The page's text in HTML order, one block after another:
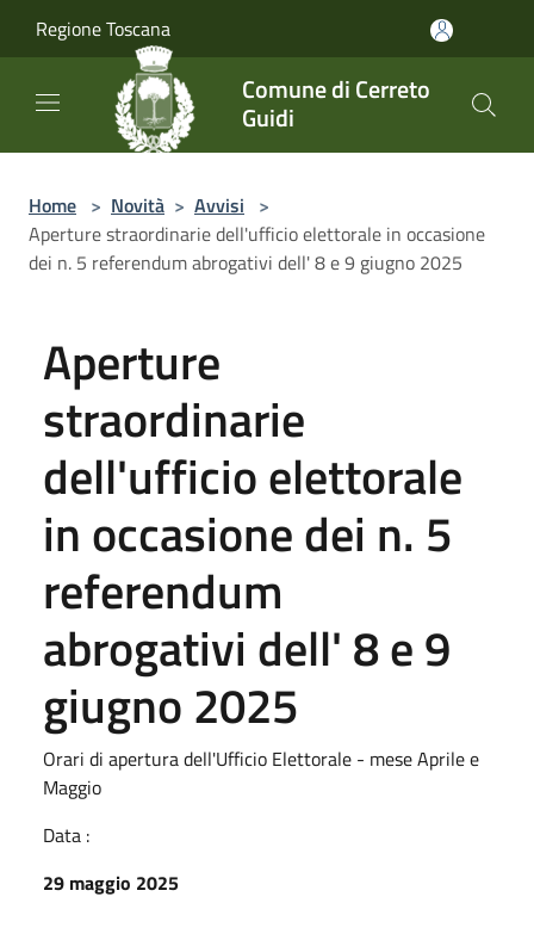
Regione Toscana
Comune di Cerreto
Guidi
Home > Novità > Avvisi >
Aperture straordinarie dell'ufficio elettorale in occasione
dei n. 5 referendum abrogativi dell' 8 e 9 giugno 2025
Aperture
straordinarie
dell'ufficio elettorale
in occasione dei n. 5
referendum
abrogativi dell' 8 e 9
giugno 2025
Orari di apertura dell'Ufficio Elettorale - mese Aprile e
Maggio
Data :
29 maggio 2025